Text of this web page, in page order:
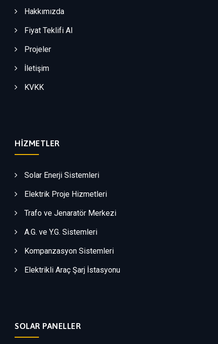
Hakkımızda
Fiyat Teklifi Al
Projeler
İletişim
KVKK
HIZMETLER
Solar Enerji Sistemleri
Elektrik Proje Hizmetleri
Trafo ve Jenaratör Merkezi
A.G. ve Y.G. Sistemleri
Kompanzasyon Sistemleri
Elektrikli Araç Şarj İstasyonu
SOLAR PANELLER